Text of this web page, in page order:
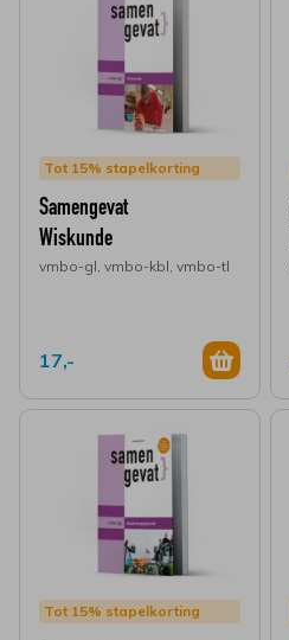
Tot 15% stapelkorting
Samengevat
Wiskunde
vmbo-gl, vmbo-kbl, vmbo-tl
17,-
Tot 15% stapelkorting